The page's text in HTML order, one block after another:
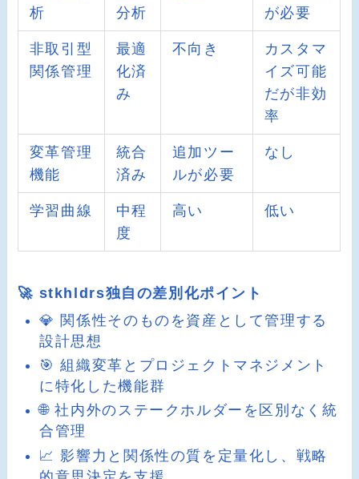
析
分析
が必要
非取引型
関係管理
最適
化済
み
不向き
カスタマ
イズ可能
だが非効
率
変革管理
機能
統合
済み
追加ツー
ルが必要
なし
学習曲線
中程
度
高い 低い
🚀 stkhldrs独自の差別化ポイント
💎 関係性そのものを資産として管理する
設計思想
🎯 組織変革とプロジェクトマネジメント
に特化した機能群
🌐 社内外のステークホルダーを区別なく統
合管理
📈 影響力と関係性の質を定量化し、戦略